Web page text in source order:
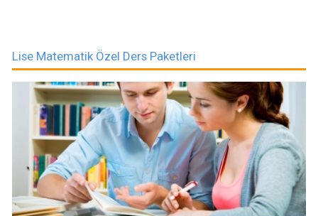
Lise Matematik Özel Ders Paketleri